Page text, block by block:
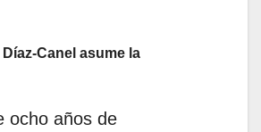
Canel asume la
ocho años de